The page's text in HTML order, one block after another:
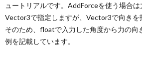
ュートリアルです。AddForceを使う場合
Vector3で指定しますが、Vector3で向きを
そのため、floatで入力した角度から力の向
例を記載しています。